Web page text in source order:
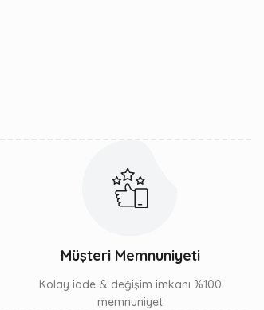
Müşteri Memnuniyeti
Kolay iade & değişim imkanı %100
memnuniyet